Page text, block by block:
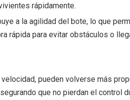
rápidamente.
a la agilidad del bote, lo que
rápida para evitar obstáculos o
pueden volverse más
que no pierdan el control